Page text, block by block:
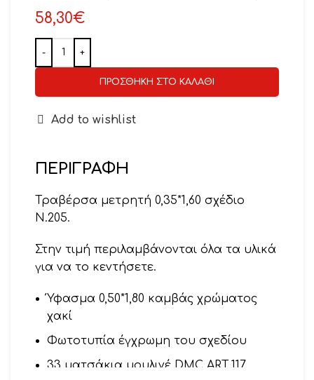
58,30€
ΠΡΟΣΘΉΚΗ ΣΤΟ ΚΑΛΆΘΙ
Add to wishlist
ΠΕΡΙΓΡΑΦΉ
Τραβέρσα μετρητή 0,35*1,60 σχέδιο
Ν.205.
Στην τιμή περιλαμβάνονται όλα τα υλικά
για να το κεντήσετε.
Ύφασμα 0,50*1,80 καμβάς χρώματος
χακί
Φωτοτυπία έγχρωμη του σχεδίου
33 ματσάκια μουλινέ DMC ART.117